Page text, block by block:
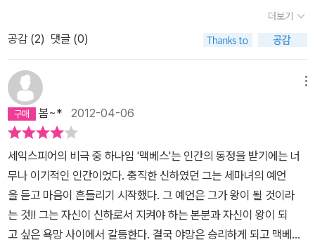
는 게 존재하는가 하는 것인가. 옳은 일이라는 건 결국 나에게 옳은 일
인가, 남에게 옳은 일인가의 선택일 수 있다. 맥베스의 선택은 매우 극
제이긴 하지만 그 뒤에서 괴로워하는 모습은 선악의 선택 뒤에 힘들
어하는 인간의 전형이기도 하다. 마치 처음 거짓말을 하고 이것이 들
통날까 벌벌떠는 어린아이같다. 우리가 결국 악을 선택하더라도 결국
우리 속에 있는 선은 그 선택을 비난하기에 우리는 괴로워한다. 결국
그에게만 옳은 일도 아니었다. 유혹에 빠져 악을 택하더라도 우리는
결국 선을 버리지 못하기에 사람인 것 같다. 고전이라는 말답게 반전
없이 전형적인 이야기이지만 대사에 드러나는 심리 묘사와 빠른 전
개, 또 여러 인물들의 다른 표현 속에 나타나는 인간의 본성에 대한 고
민이 계속 생각하게 하면서도 이야기에 빠져들게 한다. 진짜 공연으
더보기
공감 (2) 댓글 (0)
봄~* 2012-04-06
세익스피어의 비극 중 하나임 '맥베스'는 인간의 동정을 받기에는 너
무나 이기적인 인간이었다. 충직한 신하였던 그는 세마녀의 예언
을 듣고 마음이 흔들리기 시작했다. 그 예언은 그가 왕이 될 것이라
는 것!! 그는 자신이 신하로서 지켜야 하는 본분과 자신이 왕이 되
고 싶은 욕망 사이에서 갈등한다. 결국 야망은 승리하게 되고 맥베스